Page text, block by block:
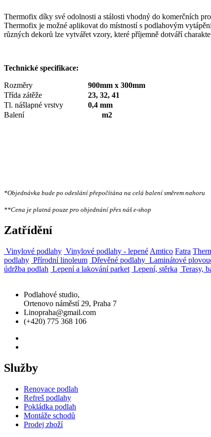
Thermofix díky své odolnosti a stálosti vhodný do komerčních
Thermofix je možné aplikovat do místností s podlahovým
různých dekorů lze vytvářet vzory, které příjemně dotváří
Technické specifikace:
Rozměry
900mm x 300mm
Třída zátěže
23, 32, 41
Tl. nášlapné vrstvy
0,4 mm
Balení
m2
*Objednávka bude po odeslání přepočítána na celá balení směrem nahoru
**Cena je platná pouze pro objednání přes náš e-shop
Zatřídění
Vinylové podlahy Vinylové podlahy - lepené Amtico Fatra
podlahy Přírodní linoleum Dřevěné podlahy Laminátové
údržba podlah Lepení a lakování parket Lepení, stěrka Terasy,
Podlahové studio,
Ortenovo náměstí 29, Praha 7
Linopraha@gmail.com
(+420) 775 368 106
Služby
Renovace podlah
Refreš podlahy
Pokládka podlah
Montáže schodů
Prodej zboží